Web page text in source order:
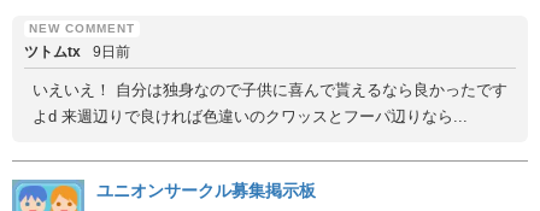
ツトムtx 9日前
いえいえ！ 自分は独身なので子供に喜んで貰えるなら良かったです
よd 来週辺りで良ければ色違いのクワッスとフーパ辺りなら...
ユニオンサークル募集掲示板